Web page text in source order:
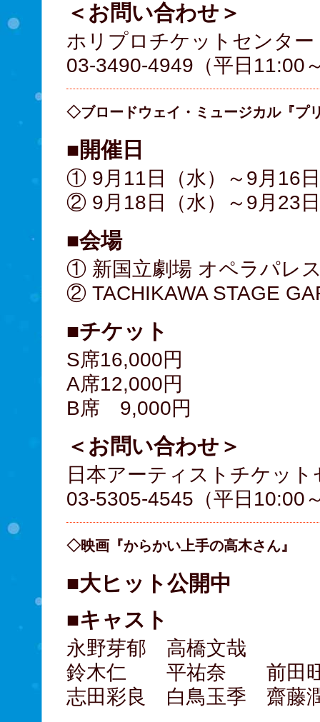
＜お問い合わせ＞
ホリプロチケットセンター
03-3490-4949（平日11:00
◇ブロードウェイ・ミュージカル『プ
■開催日
① 9月11日（水）～9月16
② 9月18日（水）～9月23
■会場
① 新国立劇場 オペラパレ
② TACHIKAWA STAGE
■チケット
S席16,000円
A席12,000円
B席 9,000円
＜お問い合わせ＞
日本アーティストチケット
03-5305-4545（平日10:00
◇映画『からかい上手の高木さん』
■大ヒット公開中
■キャスト
永野芽郁 高橋文哉
鈴木仁 平祐奈 前田旺
志田彩良 白鳥玉季 齋藤